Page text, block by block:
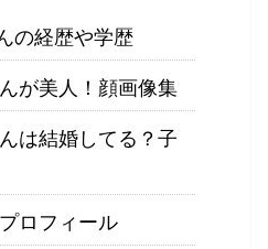
の経歴や学歴
が美人！顔画像集
は結婚してる？子
ロフィール